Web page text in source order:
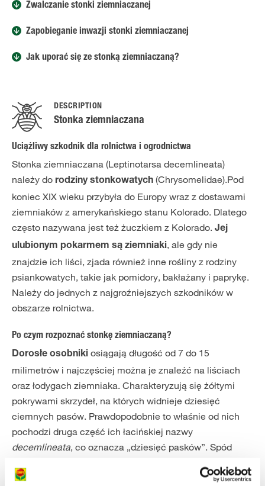
Zwalczanie stonki ziemniaczanej
Zapobieganie inwazji stonki ziemniaczanej
Jak uporać się ze stonką ziemniaczaną?
DESCRIPTION
Stonka ziemniaczana
Uciążliwy szkodnik dla rolnictwa i ogrodnictwa
Stonka ziemniaczana (Leptinotarsa decemlineata)
należy do rodziny stonkowatych (Chrysomelidae).Pod
koniec XIX wieku przybyła do Europy wraz z dostawami
ziemniaków z amerykańskiego stanu Kolorado. Dlatego
często nazywana jest też żuczkiem z Kolorado. Jej
ulubionym pokarmem są ziemniaki, ale gdy nie
znajdzie ich liści, zjada również inne rośliny z rodziny
psiankowatych, takie jak pomidory, bakłażany i paprykę.
Należy do jednych z najgroźniejszych szkodników w
obszarze rolnictwa.
Po czym rozpoznać stonkę ziemniaczaną?
Dorosłe osobniki osiągają długość od 7 do 15
milimetrów i najczęściej można je znaleźć na liściach
oraz łodygach ziemniaka. Charakteryzują się żółtymi
pokrywami skrzydeł, na których widnieje dziesięć
ciemnych pasów. Prawdopodobnie to właśnie od nich
pochodzi druga część ich łacińskiej nazwy
decemlineata, co oznacza „dziesięć pasków”. Spód
czarnymi kropkami zarówno po bokach, jak i na